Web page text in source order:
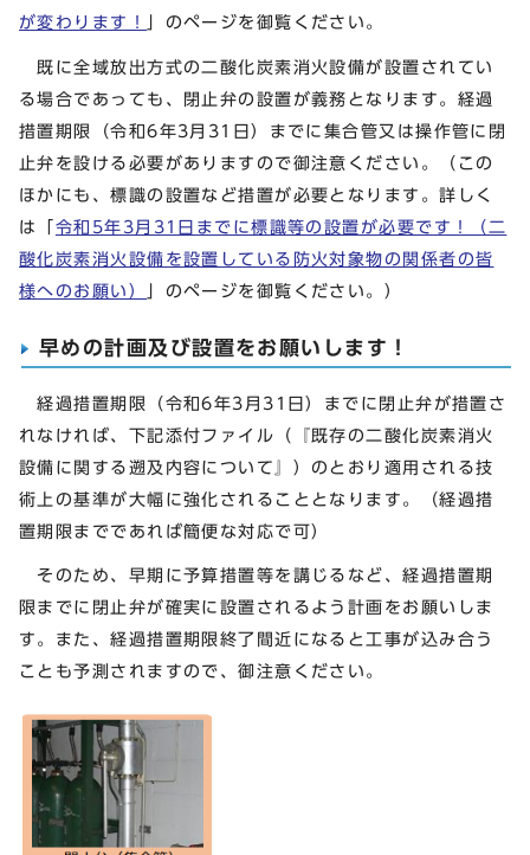
が変わります！
」のページを御覧ください。
既に全域放出方式の二酸化炭素消火設備が設置されてい
る場合であっても、閉止弁の設置が義務となります。経過
措置期限（令和6年3月31日）までに集合管又は操作管に閉
止弁を設ける必要がありますので御注意ください。（この
ほかにも、標識の設置など措置が必要となります。詳しく
は「令和5年3月31日までに標識等の設置が必要です！（二
酸化炭素消火設備を設置している防火対象物の関係者の皆
様へのお願い）
」のページを御覧ください。）
早めの計画及び設置をお願いします！
経過措置期限（令和6年3月31日）までに閉止弁が措置さ
れなければ、下記添付ファイル（『既存の二酸化炭素消火
設備に関する遡及内容について』）のとおり適用される技
術上の基準が大幅に強化されることとなります。（経過措
置期限までであれば簡便な対応で可）
そのため、早期に予算措置等を講じるなど、経過措置期
限までに閉止弁が確実に設置されるよう計画をお願いしま
す。また、経過措置期限終了間近になると工事が込み合う
ことも予測されますので、御注意ください。